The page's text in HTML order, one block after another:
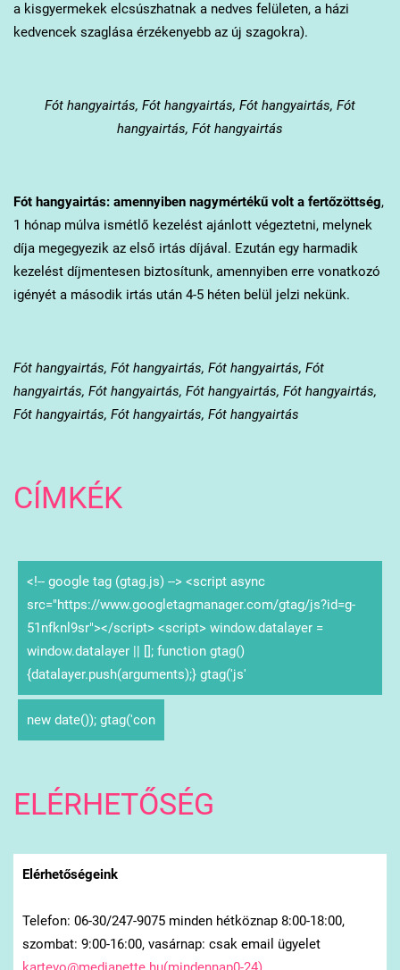
a kisgyermekek elcsúszhatnak a nedves felületen, a házi
kedvencek szaglása érzékenyebb az új szagokra).
Fót hangyairtás, Fót hangyairtás, Fót hangyairtás, Fót
hangyairtás, Fót hangyairtás
Fóthangyairtás: amennyiben nagymértékű volt a fertőzöttség,
1 hónap múlva ismétlő kezelést ajánlott végeztetni, melynek
díja megegyezik az első irtás díjával. Ezután egy harmadik
kezelést díjmentesen biztosítunk, amennyiben erre vonatkozó
igényét a második irtás után 4-5 héten belül jelzi nekünk.
Fót hangyairtás, Fót hangyairtás, Fót hangyairtás, Fót
hangyairtás, Fót hangyairtás, Fót hangyairtás, Fót hangyairtás,
Fót hangyairtás, Fót hangyairtás, Fót hangyairtás
CÍMKÉK
<!-- google tag (gtag.js) --> <script async
src="https://www.googletagmanager.com/gtag/js?id=g-
51nfknl9sr"></script> <script> window.datalayer =
window.datalayer || []; function gtag()
{datalayer.push(arguments);} gtag('js'
new date()); gtag('con
ELÉRHETŐSÉG
Elérhetőségeink
Telefon: 06-30/247-9075 minden hétköznap 8:00-18:00,
szombat: 9:00-16:00, vasárnap: csak email ügyelet